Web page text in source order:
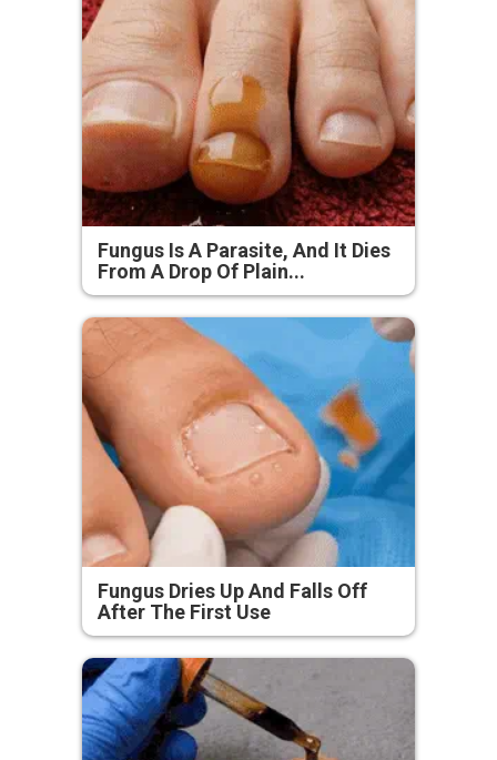
Fungus Is A Parasite, And It Dies
From A Drop Of Plain...
Fungus Dries Up And Falls Off
After The First Use